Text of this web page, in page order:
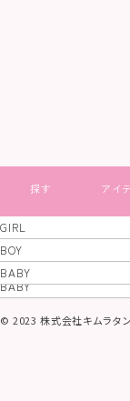
すべて見る
GIRL
BOY
BABY
GIRL
BOY
BABY
© 2023 株式会社キムラ